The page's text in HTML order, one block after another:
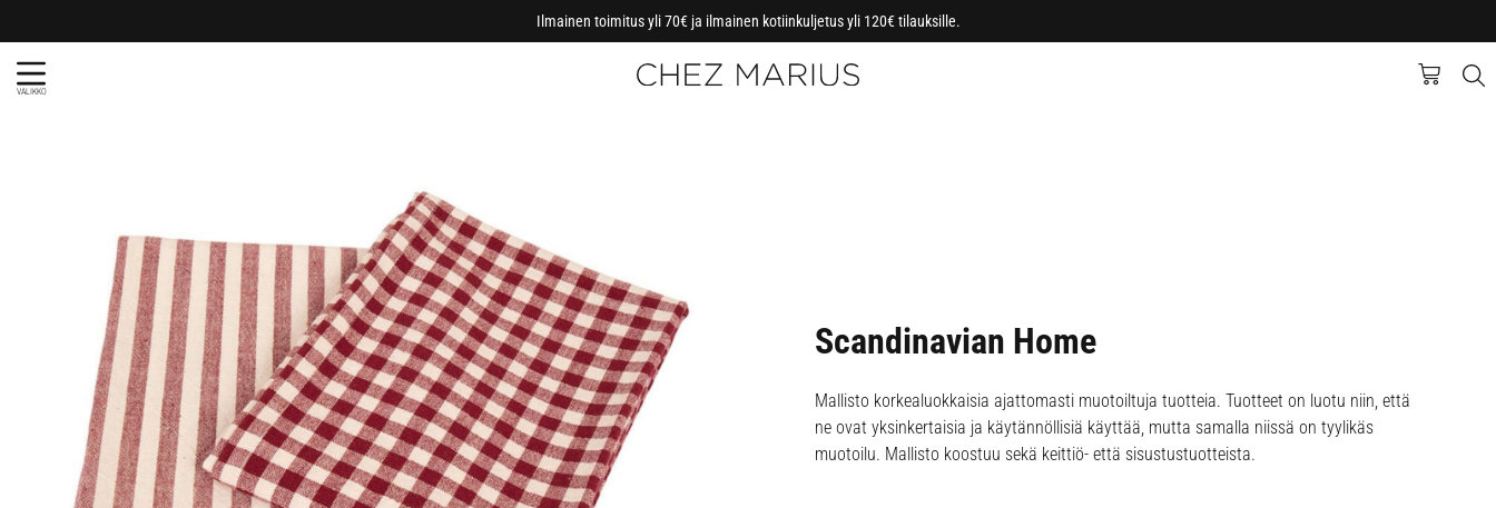
Ilmainen toimitus yli 70€ ja ilmainen kotiinkuljetus yli 120€ tilauksille.
VALIKKO
Scandinavian Home
Mallisto korkealuokkaisia ajattomasti muotoiltuja tuotteia. Tuotteet on luotu niin, että
ne ovat yksinkertaisia ja käytännöllisiä käyttää, mutta samalla niissä on tyylikäs
muotoilu. Mallisto koostuu sekä keittiö- että sisustustuotteista.